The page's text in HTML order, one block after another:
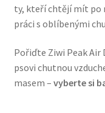
Vodítka a obojky
Wolf of
ty, kteří chtějí mít po
práci s oblíbenými
Pořiďte Ziwi Peak Air
psovi chutnou
masem – vyberte si